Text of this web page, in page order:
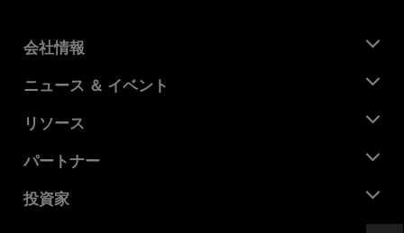
会社情報
AMD について
企業責任
キャリア
お問い合わせ
ニュース ＆ イベント
ニュースルーム
メディア ライブラリ
リソース
デベロッパー セントラル
ケース スタディ
パートナー
AMD パートナー ハブ
投資家